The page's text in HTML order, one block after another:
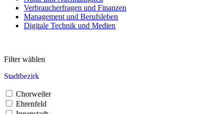
Verbraucherfragen und Finanzen
Management und Berufsleben
Digitale Technik und Medien
Filter wählen
Stadtbezirk
Chorweiler
Ehrenfeld